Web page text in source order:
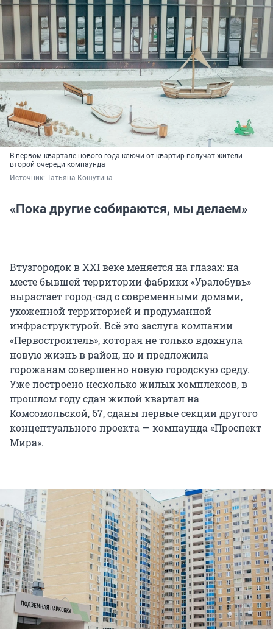
В первом квартале нового года ключи от квартир получат жители
второй очереди компаунда
Источник: Татьяна Кошутина
«Пока другие собираются, мы делаем»
Втузгородок в XXI веке меняется на глазах: на
месте бывшей территории фабрики «Уралобувь»
вырастает город-сад с современными домами,
ухоженной территорией и продуманной
инфраструктурой. Всё это заслуга компании
«Первостроитель», которая не только вдохнула
новую жизнь в район, но и предложила
горожанам совершенно новую городскую среду.
Уже построено несколько жилых комплексов, в
прошлом году сдан жилой квартал на
Комсомольской, 67, сданы первые секции другого
концептуального проекта — компаунда «Проспект
Мира».